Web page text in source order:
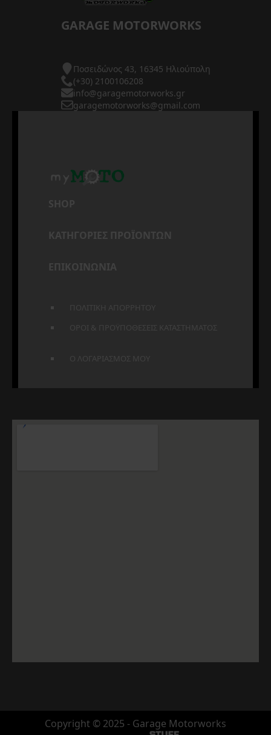
GARAGE MOTORWORKS
Ποσειδώνος 43, 16345 Ηλιούπολη
(+30) 2100106208
info@garagemotorworks.gr
garagemotorworks@gmail.com
SHOP
ΚΑΤΗΓΟΡΙΕΣ ΠΡΟΪΟΝΤΩΝ
ΕΠΙΚΟΙΝΩΝΙΑ
ΠΟΛΙΤΙΚΗ ΑΠΟΡΡΗΤΟΥ
ΟΡΟΙ & ΠΡΟΫΠΟΘΕΣΕΙΣ ΚΑΤΑΣΤΗΜΑΤΟΣ
Ο ΛΟΓΑΡΙΑΣΜΟΣ ΜΟΥ
Copyright © 2025 - Garage Motorworks